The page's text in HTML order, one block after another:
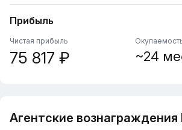
Прибыль
Чистая прибыль
75 817 ₽ ~24
Агентские вознаграждения